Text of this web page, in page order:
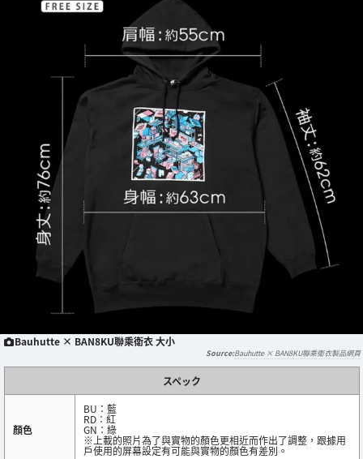
Bauhutte × BAN8KU聯乘衛衣 大小
Bauhutte × BAN8KU聯乘衛衣製品網頁
スペック
顏色
BU：藍
RD：紅
GN：綠
※上載的照片為了與實物的顏色更相近而作出了調整，跟據用
戶使用的屏幕設定有可能與實物的顏色有差別。